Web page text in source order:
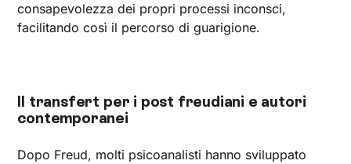
consapevolezza dei propri processi inconsci,
facilitando così il percorso di guarigione.
Il transfert per i post freudiani e autori
contemporanei
Dopo Freud, molti psicoanalisti hanno sviluppato